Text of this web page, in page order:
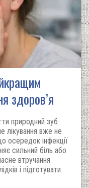
здоров’я
природний зуб
лікування вже не
осередок інфекції
сильний біль або
втручання
і підготувати